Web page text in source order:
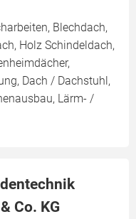
Blechdach,
Holz Schindeldach,
Dach / Dachstuhl,
Lärm- /
Co. KG